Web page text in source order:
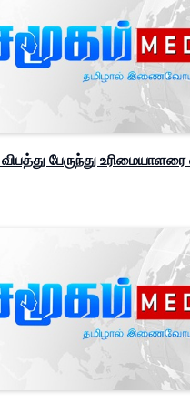
பேருந்து உரிமையாளரை